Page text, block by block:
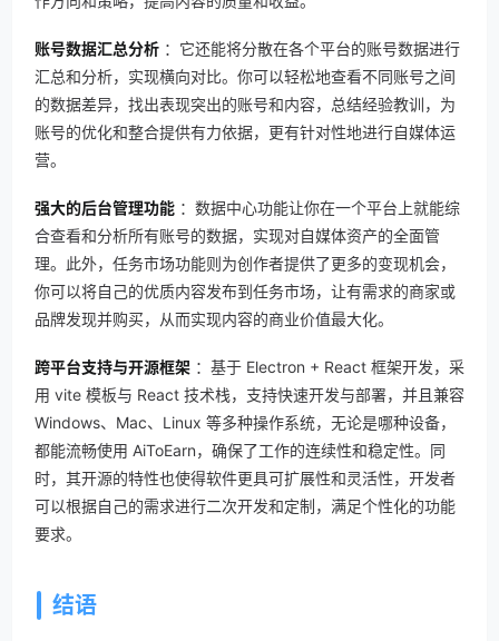
账号数据汇总分析 ：它还能将分散在各个平台的账号数据进行
汇总和分析，实现横向对比。你可以轻松地查看不同账号之间
的数据差异，找出表现突出的账号和内容，总结经验教训，为
账号的优化和整合提供有力依据，更有针对性地进行自媒体运
营。
强大的后台管理功能 ：数据中心功能让你在一个平台上就能综
合查看和分析所有账号的数据，实现对自媒体资产的全面管
理。此外，任务市场功能则为创作者提供了更多的变现机会，
你可以将自己的优质内容发布到任务市场，让有需求的商家或
品牌发现并购买，从而实现内容的商业价值最大化。
跨平台支持与开源框架 ：基于 Electron + React 框架开发，采
用 vite 模板与 React 技术栈，支持快速开发与部署，并且兼容
Windows、Mac、Linux 等多种操作系统，无论是哪种设备，
都能流畅使用 AiToEarn，确保了工作的连续性和稳定性。同
时，其开源的特性也使得软件更具可扩展性和灵活性，开发者
可以根据自己的需求进行二次开发和定制，满足个性化的功能
要求。
结语